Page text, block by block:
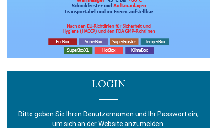
LOGIN
Bitte geben Sie Ihren Benutzernamen und Ihr Passwort ein,
um sich an der Website anzumelden.